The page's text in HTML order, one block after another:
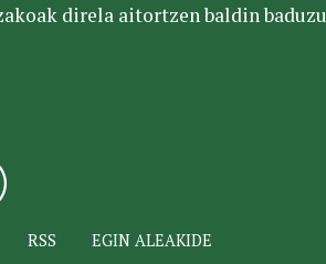
direla aitortzen baldin
RSS EGIN ALEAKIDE